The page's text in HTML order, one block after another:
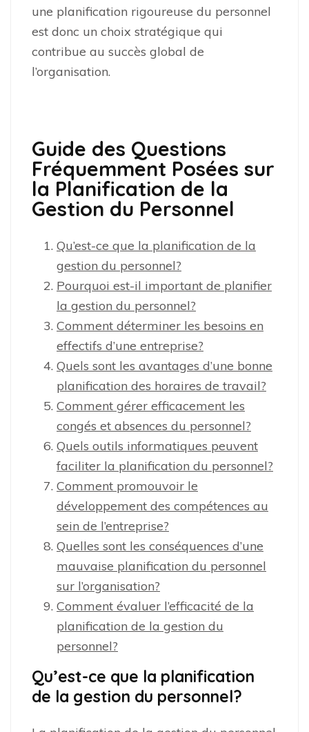
une planification rigoureuse du personnel
est donc un choix stratégique qui
contribue au succès global de
l’organisation.
Guide des Questions
Fréquemment Posées sur
la Planification de la
Gestion du Personnel
Qu’est-ce que la planification de la
gestion du personnel?
Pourquoi est-il important de planifier
la gestion du personnel?
Comment déterminer les besoins en
effectifs d’une entreprise?
Quels sont les avantages d’une bonne
planification des horaires de travail?
Comment gérer efficacement les
congés et absences du personnel?
Quels outils informatiques peuvent
faciliter la planification du personnel?
Comment promouvoir le
développement des compétences au
sein de l’entreprise?
Quelles sont les conséquences d’une
mauvaise planification du personnel
sur l’organisation?
Comment évaluer l’efficacité de la
planification de la gestion du
personnel?
Qu’est-ce que la planification
de la gestion du personnel?